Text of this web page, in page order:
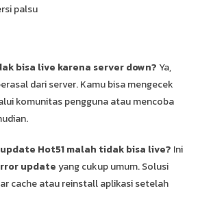
palsu
bisa live karena server down? Ya,
dari server. Kamu bisa mengecek
komunitas pengguna atau mencoba
Hot51 malah tidak bisa live? Ini
updateyang cukup umum. Solusi
cache atau reinstall aplikasi setelah